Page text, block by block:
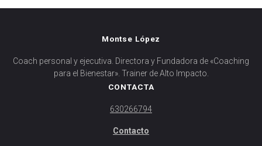
Montse López
Coach personal y ejecutiva. Directora y Fundadora de «Coaching
para el Bienestar». Trainer de Alto Impacto.
CONTACTA
630266794
Contacto